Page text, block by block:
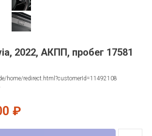
2022, АКПП, пробег 17581
home/redirect.html?customerId=11492108
₽